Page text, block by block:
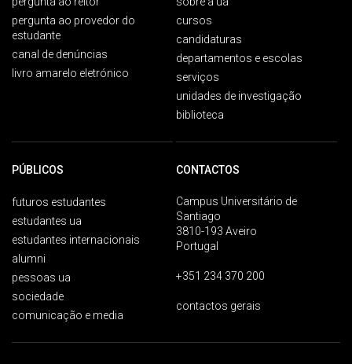
pergunta ao provedor do
estudante
canal de denúncias
livro amarelo eletrónico
cursos
candidaturas
departamentos e escolas
serviços
unidades de investigação
biblioteca
PÚBLICOS
futuros estudantes
estudantes ua
estudantes internacionais
alumni
pessoas ua
sociedade
comunicação e media
CONTACTOS
Campus Universitário de
Santiago
3810-193 Aveiro
Portugal
+351 234 370 200
contactos gerais